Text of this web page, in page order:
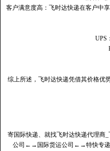
客户满意度高‌：飞时达快递在客户中
UPS
综上所述，飞时达快递凭借其价格优
寄国际快递、就找飞时达快递代理商
公司 ←→ 国际货运公司 ←→特快专递